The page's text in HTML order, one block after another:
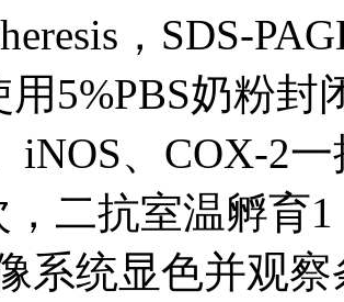
，SDS-
用5%PBS奶粉
iNOS、COX-2
二抗室温孵育
系统显色并观